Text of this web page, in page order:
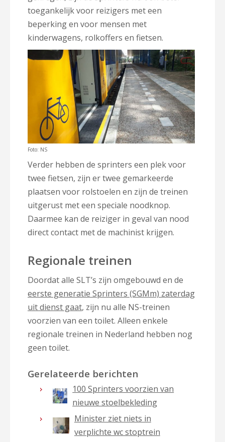
toegankelijk voor reizigers met een
beperking en voor mensen met
kinderwagens, rolkoffers en fietsen.
Foto: NS
Verder hebben de sprinters een plek voor
twee fietsen, zijn er twee gemarkeerde
plaatsen voor rolstoelen en zijn de treinen
uitgerust met een speciale noodknop.
Daarmee kan de reiziger in geval van nood
direct contact met de machinist krijgen.
Regionale treinen
Doordat alle SLT’s zijn omgebouwd en de
eerste generatie Sprinters (SGMm) zaterdag
uit dienst gaat, zijn nu alle NS-treinen
voorzien van een toilet. Alleen enkele
regionale treinen in Nederland hebben nog
geen toilet.
Gerelateerde berichten
100 Sprinters voorzien van
nieuwe stoelbekleding
Minister ziet niets in
verplichte wc stoptrein